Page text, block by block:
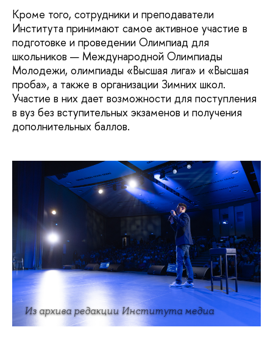
Кроме того, сотрудники и преподаватели
Института принимают самое активное участие в
подготовке и проведении Олимпиад для
школьников — Международной Олимпиады
Молодежи, олимпиады «Высшая лига» и «Высшая
проба», а также в организации Зимних школ.
Участие в них дает возможности для поступления
в вуз без вступительных экзаменов и получения
дополнительных баллов.
Из архива редакции Института медиа